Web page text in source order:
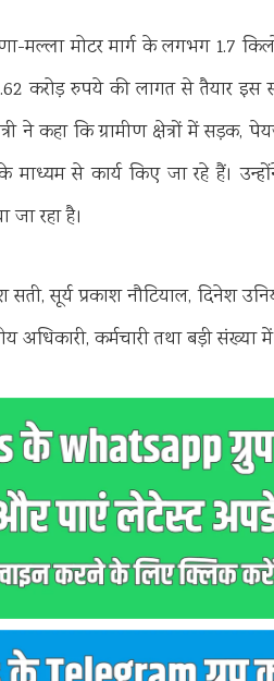
मल्ला मोटर मार्ग के लगभग 1.7
करोड़ रुपये की लागत से तैयार इस
ने कहा कि ग्रामीण क्षेत्रों में
से कार्य किए जा रहे हैं।
रहा है।
सूर्य प्रकाश नौटियाल, दिनेश
अधिकारी, कर्मचारी तथा बड़ी संख्या